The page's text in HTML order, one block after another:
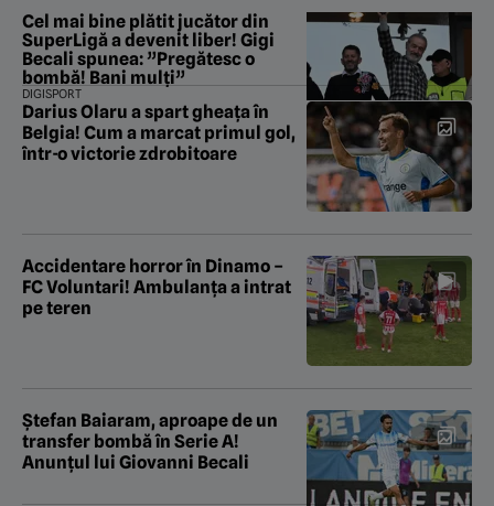
Cel mai bine plătit jucător din
SuperLigă a devenit liber! Gigi
Becali spunea: ”Pregătesc o
bombă! Bani mulți”
DIGISPORT
Darius Olaru a spart gheața în
Belgia! Cum a marcat primul gol,
într-o victorie zdrobitoare
Accidentare horror în Dinamo –
FC Voluntari! Ambulanța a intrat
pe teren
Ștefan Baiaram, aproape de un
transfer bombă în Serie A!
Anunțul lui Giovanni Becali